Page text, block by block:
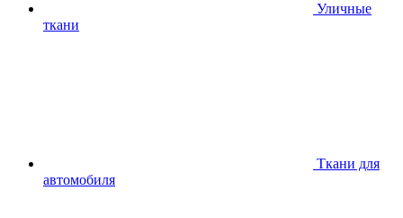
Уличные
ткани
Ткани для
автомобиля